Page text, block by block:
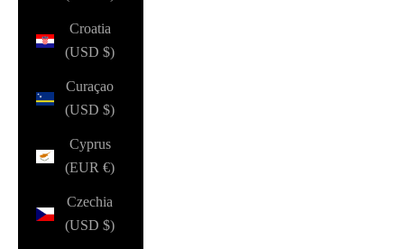
Croatia
(USD $)
Curaçao
(USD $)
Cyprus
(EUR €)
Czechia
(USD $)